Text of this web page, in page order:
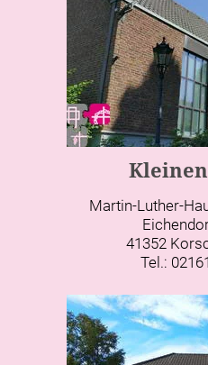
Martin-Luther-
41352
Tel.: